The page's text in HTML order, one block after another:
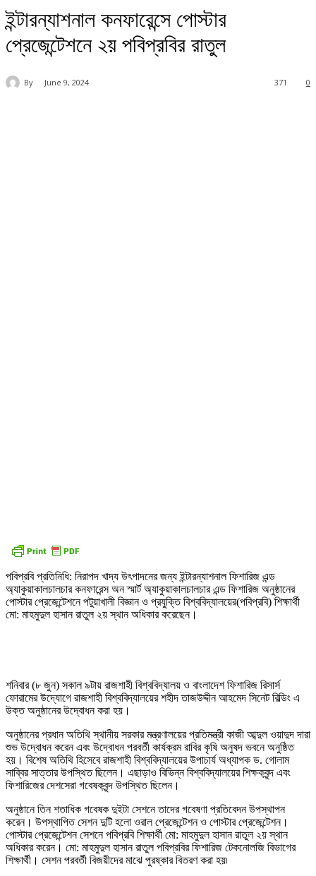
ইন্টারন্যাশনাল কনফারেন্সে পোস্টার
প্রেজেন্টেশনে ২য় পবিপ্রবির রাতুল
By June 9, 2024 0
371
পবিপ্রবি প্রতিনিধি: নিরাপদ খাদ্য উৎপাদনের জন্য ইন্টারন্যাশনাল ফিশারিজ এন্ড
অ্যাকুয়াকালচালচার কনফারেন্স অন স্মার্ট অ্যাকুয়াকালচালচার এন্ড ফিশারিজ অনুষ্ঠানের
পোস্টার প্রেজেন্টেশনে পটুয়াখালী বিজ্ঞান ও প্রযুক্তি বিশ্ববিদ্যালয়ের(পবিপ্রবি) শিক্ষার্থী
মো: মাহমুদুল হাসান রাতুল ২য় স্থান অধিকার করেছেন।
শনিবার (৮ জুন) সকাল ৯টায় রাজশাহী বিশ্ববিদ্যালয় ও বাংলাদেশ ফিশারিজ রিসার্স
ফোরামের উদ্যোগে রাজশাহী বিশ্ববিদ্যালয়ের শহীদ তাজউদ্দীন আহমেদ সিনেট বিল্ডিং এ
উক্ত অনুষ্ঠানের উদ্বোধন করা হয়।
অনুষ্ঠানের প্রধান অতিথি স্থানীয় সরকার মন্ত্রণালয়ের প্রতিমন্ত্রী কাজী আব্দুল ওয়াদুদ দারা
শুভ উদ্বোধন করেন এবং উদ্বোধন পরবর্তী কার্যক্রম রাবির কৃষি অনুষদ ভবনে অনুষ্ঠিত
হয়। বিশেষ অতিথি হিসেবে রাজশাহী বিশ্ববিদ্যালয়ের উপাচার্য অধ্যাপক ড. গোলাম
সাব্বির সাত্তার উপস্থিত ছিলেন। এছাড়াও বিভিন্ন বিশ্ববিদ্যালয়ের শিক্ষকবৃন্দ এবং
ফিশারিজের দেশসেরা গবেষকবৃন্দ উপস্থিত ছিলেন।
অনুষ্ঠানে তিন শতাধিক গবেষক দুইটা সেশনে তাদের গবেষণা প্রতিবেদন উপস্থাপন
করেন। উপস্থাপিত সেশন দুটি হলো ওরাল প্রেজেন্টেশন ও পোস্টার প্রেজেন্টেশন।
পোস্টার প্রেজেন্টেশন সেশনে পবিপ্রবি শিক্ষার্থী মো: মাহমুদুল হাসান রাতুল ২য় স্থান
অধিকার করেন। মো: মাহমুদুল হাসান রাতুল পবিপ্রবির ফিশারিজ টেকনোলজি বিভাগের
শিক্ষার্থী। সেশন পরবর্তী বিজয়ীদের মাঝে পুরষ্কার বিতরণ করা হয়৷